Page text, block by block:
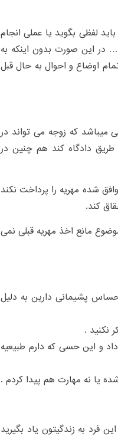
لفظی بگوید یا عملی انجام
در این صورت بدون اینکه به
اوضاع و احوال به حال قبل
میباشد که زوجه می تواند در
دادگاه کند هم چنین در
شده مهریه را پرداخت نکند
کند.
مانع اخذ مهریه قبلی نمی
پشیمانی دارین به دلیل
نکنید .
و این حسی که دارم طبیعیه
یا نه مهارت هم پیدا کردم .
فرد به زندگیتون یاد بگیرید